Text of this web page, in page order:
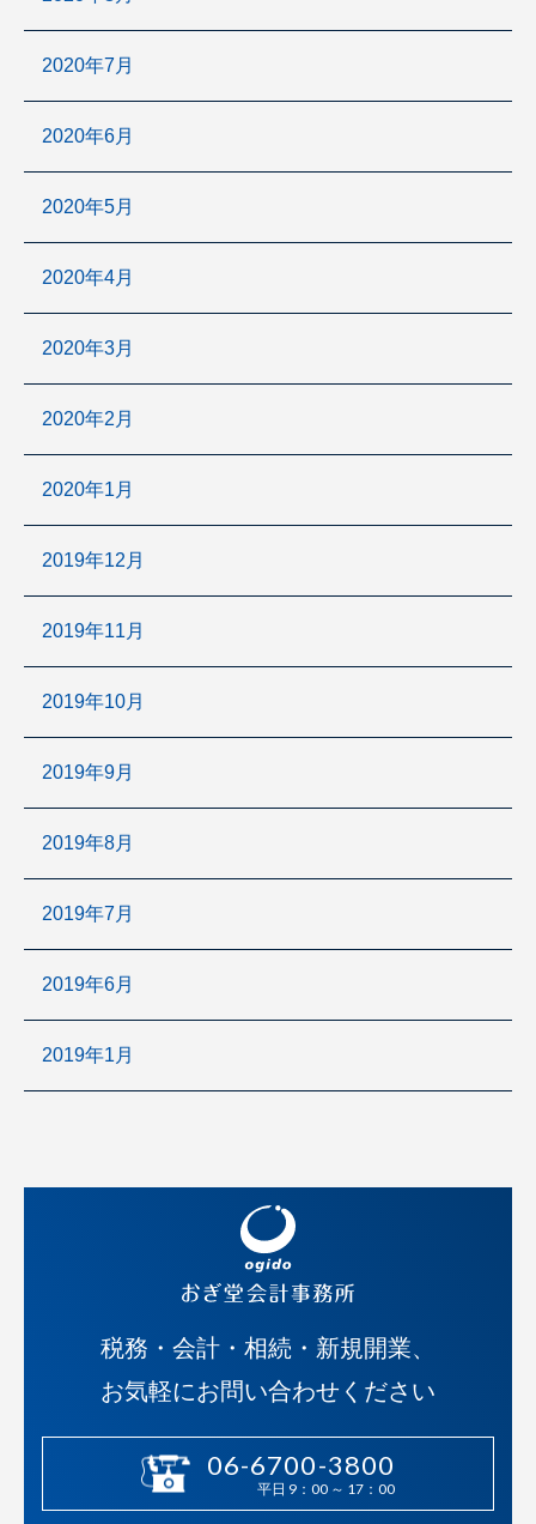
2020年7月
2020年6月
2020年5月
2020年4月
2020年3月
2020年2月
2020年1月
2019年12月
2019年11月
2019年10月
2019年9月
2019年8月
2019年7月
2019年6月
2019年1月
税務・会計・相続・新規開業、
お気軽にお問い合わせください
06-6700-3800
平日 9：00 ～ 17：00